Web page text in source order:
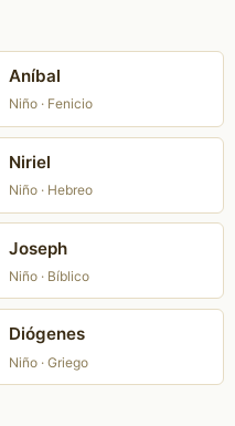
Aníbal
Niño · Fenicio
Niriel
Niño · Hebreo
Joseph
Niño · Bíblico
Diógenes
Niño · Griego